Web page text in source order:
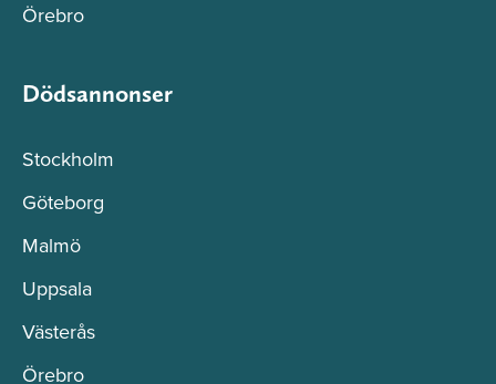
Örebro
Dödsannonser
Stockholm
Göteborg
Malmö
Uppsala
Västerås
Örebro